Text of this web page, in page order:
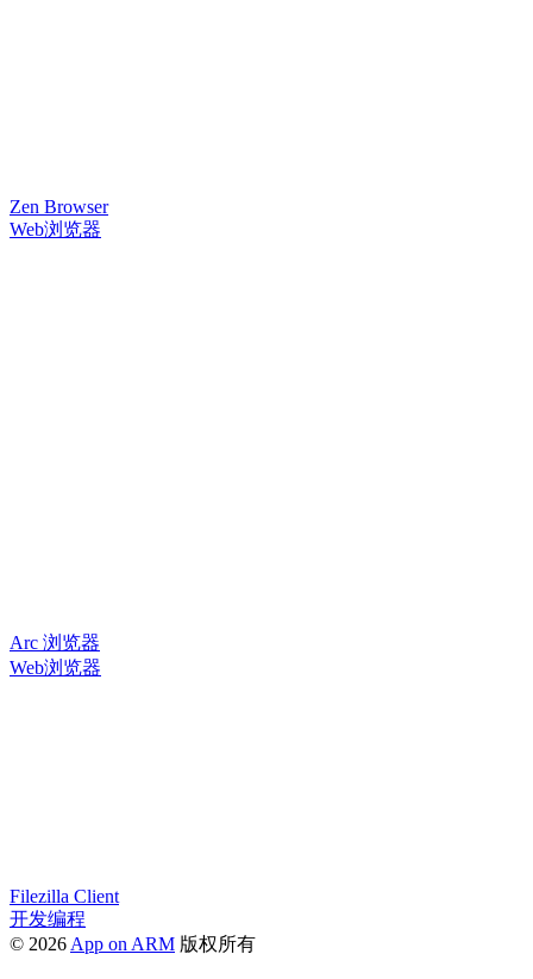
Zen Browser
Web浏览器
Arc 浏览器
Web浏览器
Filezilla Client
开发编程
© 2026 App on ARM 版权所有